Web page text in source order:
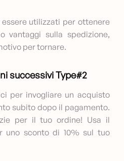
utilizzati per ottenere
vantaggi sulla spedizione,
per tornare.
successivi Type#2
per invogliare un acquisto
subito dopo il pagamento.
per il tuo ordine! Usa il
uno sconto di 10% sul tuo